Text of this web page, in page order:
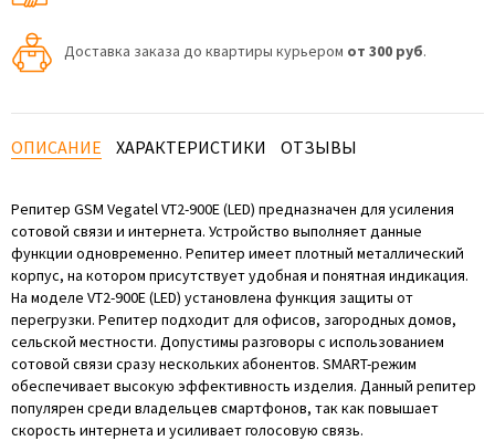
Доставка заказа до квартиры курьером от 300 руб.
ОПИСАНИЕ ХАРАКТЕРИСТИКИ ОТЗЫВЫ
Репитер GSM Vegatel VT2-900E (LED) предназначен для усиления
сотовой связи и интернета. Устройство выполняет данные
функции одновременно. Репитер имеет плотный металлический
корпус, на котором присутствует удобная и понятная индикация.
На моделе VT2-900E (LED) установлена функция защиты от
перегрузки. Репитер подходит для офисов, загородных домов,
сельской местности. Допустимы разговоры с использованием
сотовой связи сразу нескольких абонентов. SMART-режим
обеспечивает высокую эффективность изделия. Данный репитер
популярен среди владельцев смартфонов, так как повышает
скорость интернета и усиливает голосовую связь.